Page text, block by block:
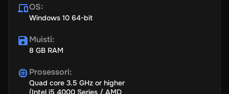
OS:
Windows 10 64-bit
Muisti:
8 GB RAM
Prosessori:
Quad core 3.5 GHz or higher
(Intel i5 4000 Series / AMD